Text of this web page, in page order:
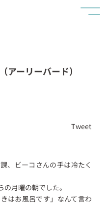
アーリーバード）
Tweet
、ビーコさんの手は冷たく
月曜の朝でした。
はお風呂です」なんて言わ